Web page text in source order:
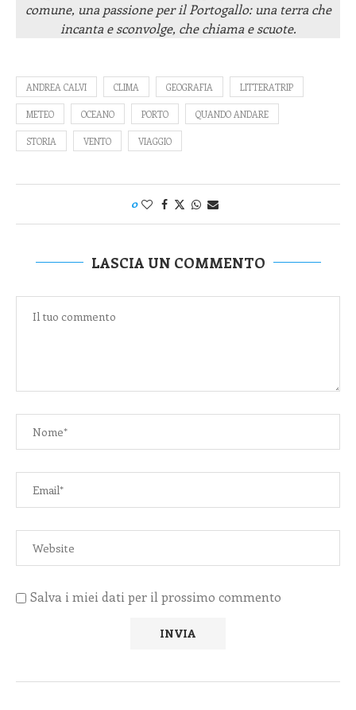
comune, una passione per il Portogallo: una terra che
incanta e sconvolge, che chiama e scuote.
ANDREA CALVI CLIMA GEOGRAFIA LITTERATRIP
METEO OCEANO PORTO QUANDO ANDARE
STORIA VENTO VIAGGIO
0
LASCIA UN COMMENTO
Salva i miei dati per il prossimo commento